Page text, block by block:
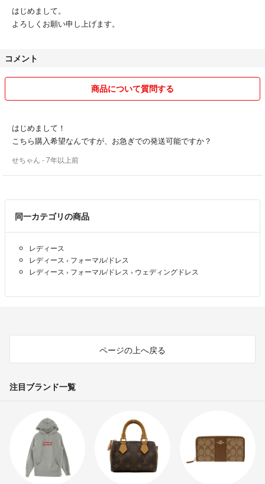
はじめまして。
よろしくお願い申し上げます。
コメント
商品について質問する
はじめまして！
こちら購入希望なんですが、お急ぎでの発送可能ですか？
せちゃん - 7年以上前
同一カテゴリの商品
レディース
レディース › フォーマル/ドレス
レディース › フォーマル/ドレス › ウェディングドレス
ページの上へ戻る
注目ブランド一覧